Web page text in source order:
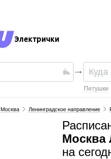
Электрички
Петушки
Москва Ленинградское направление
Москва
на